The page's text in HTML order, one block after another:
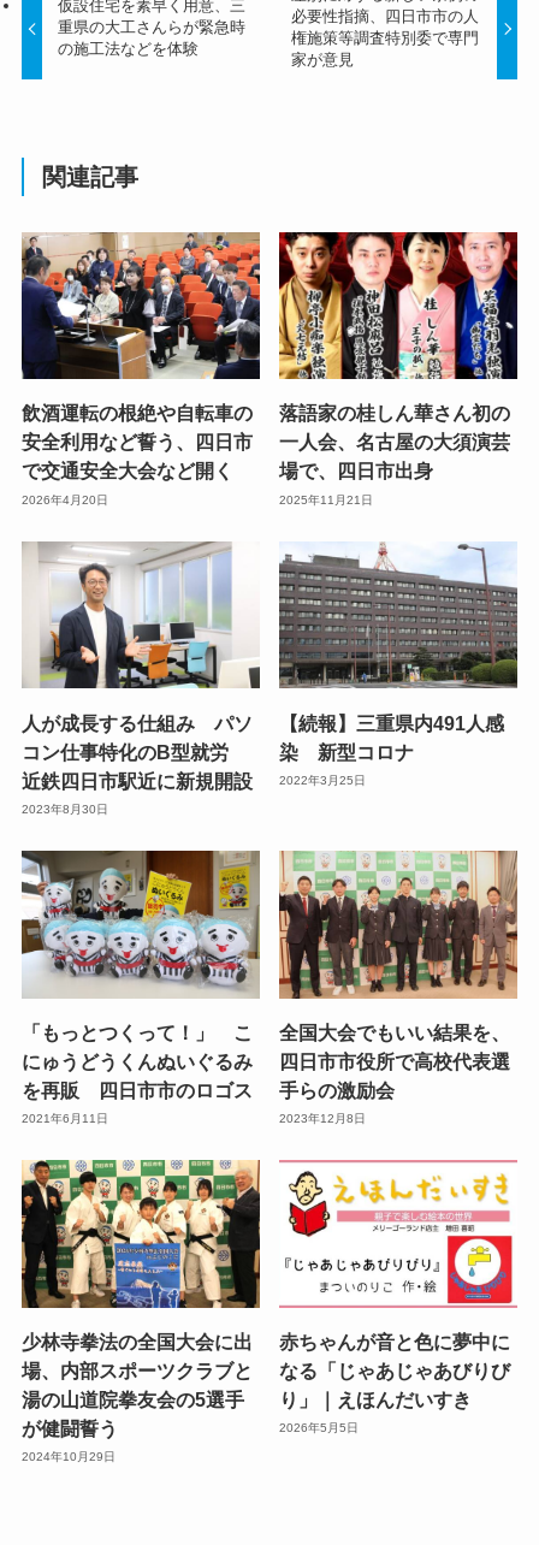
仮設住宅を素早く用意、三
重県の大工さんらが緊急時
の施工法などを体験
必要性指摘、四日市市の人
権施策等調査特別委で専門
家が意見
関連記事
飲酒運転の根絶や自転車の
安全利用など誓う、四日市
で交通安全大会など開く
2026年4月20日
落語家の桂しん華さん初の
一人会、名古屋の大須演芸
場で、四日市出身
2025年11月21日
人が成長する仕組み パソ
コン仕事特化のB型就労
近鉄四日市駅近に新規開設
2023年8月30日
【続報】三重県内491人感
染 新型コロナ
2022年3月25日
「もっとつくって！」 こ
にゅうどうくんぬいぐるみ
を再販 四日市市のロゴス
2021年6月11日
全国大会でもいい結果を、
四日市市役所で高校代表選
手らの激励会
2023年12月8日
少林寺拳法の全国大会に出
場、内部スポーツクラブと
湯の山道院拳友会の5選手
が健闘誓う
2024年10月29日
赤ちゃんが音と色に夢中に
なる「じゃあじゃあびりび
り」｜えほんだいすき
2026年5月5日